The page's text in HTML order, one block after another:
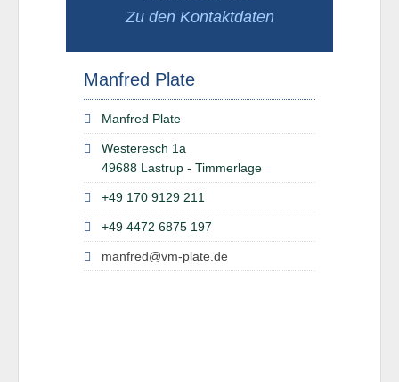
Zu den Kontaktdaten
Manfred Plate
Manfred Plate
Westeresch 1a
49688 Lastrup - Timmerlage
+49 170 9129 211
+49 4472 6875 197
manfred@vm-plate.de